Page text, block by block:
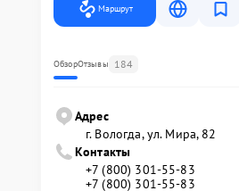
Маршрут
ОбзорОтзывы 184
Адрес
г. Вологда, ул. Мира, 82
Контакты
+7 (800) 301-55-83
+7 (800) 301-55-83